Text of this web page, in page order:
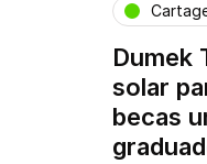
Dumek
solar
becas